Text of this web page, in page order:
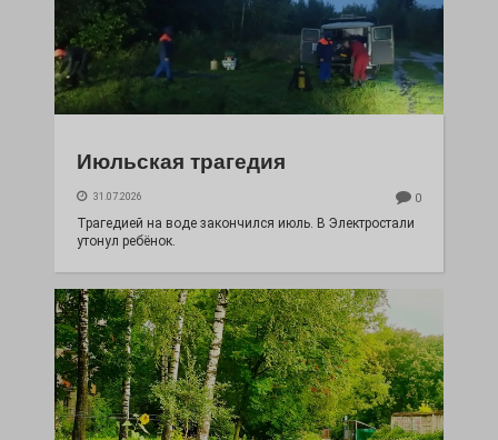
Июльская трагедия
31.07.2026 0
Трагедией на воде закончился июль. В Электростали
утонул ребёнок.